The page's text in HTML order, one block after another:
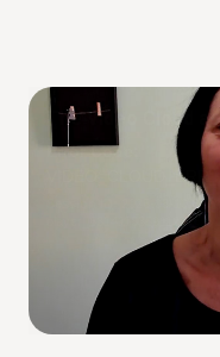
This
The Video Cloud
Error Code:
2026-08-